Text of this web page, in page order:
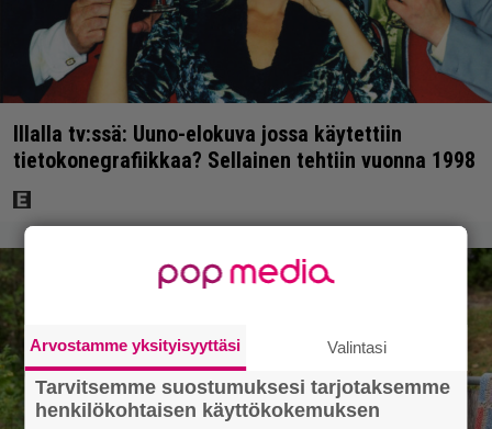
Illalla tv:ssä: Uuno-elokuva jossa käytettiin
tietokonegrafiikkaa? Sellainen tehtiin vuonna 1998
Arvostamme yksityisyyttäsi Valintasi
Tarvitsemme suostumuksesi tarjotaksemme
henkilökohtaisen käyttökokemuksen